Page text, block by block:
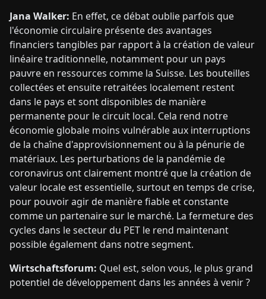
Jana Walker: En effet, ce débat oublie parfois que
l'économie circulaire présente des avantages
financiers tangibles par rapport à la création de valeur
linéaire traditionnelle, notamment pour un pays
pauvre en ressources comme la Suisse. Les bouteilles
collectées et ensuite retraitées localement restent
dans le pays et sont disponibles de manière
permanente pour le circuit local. Cela rend notre
économie globale moins vulnérable aux interruptions
de la chaîne d'approvisionnement ou à la pénurie de
matériaux. Les perturbations de la pandémie de
coronavirus ont clairement montré que la création de
valeur locale est essentielle, surtout en temps de crise,
pour pouvoir agir de manière fiable et constante
comme un partenaire sur le marché. La fermeture des
cycles dans le secteur du PET le rend maintenant
possible également dans notre segment.
Wirtschaftsforum: Quel est, selon vous, le plus grand
potentiel de développement dans les années à venir ?